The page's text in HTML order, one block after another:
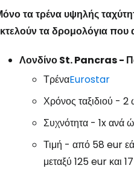
τα τρένα υψηλής
τα δρομολόγια
Λονδίνο St. Pancras -
ΤρέναEurostar
Χρόνος ταξιδιού - 2
Συχνότητα - 1x ανά
Τιμή - από 58 eur εάν
μεταξύ 125 eur και